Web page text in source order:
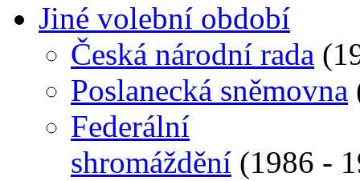
Jiné volební období
Česká národní rada
Poslanecká sněmovna
Federální
shromáždění (1986 -